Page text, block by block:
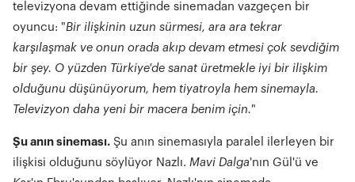
televizyona devam ettiğinde sinemadan vazgeçen bir
oyuncu: "Bir ilişkinin uzun sürmesi, ara ara tekrar
karşılaşmak ve onun orada akıp devam etmesi çok sevdiğim
bir şey. O yüzden Türkiye'de sanat üretmekle iyi bir ilişkim
olduğunu düşünüyorum, hem tiyatroyla hem sinemayla.
Televizyon daha yeni bir macera benim için."
Şu anın sineması. Şu anın sinemasıyla paralel ilerleyen bir
ilişkisi olduğunu söylüyor Nazlı. Mavi Dalga'nın Gül'ü ve